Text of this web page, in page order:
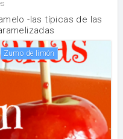
-las típicas de las
Zumo de limón